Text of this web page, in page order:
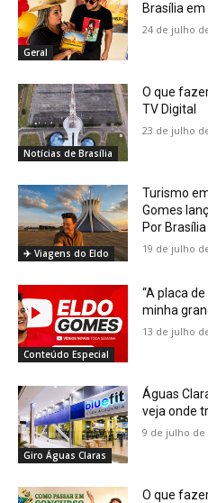
Geral
Brasília
24 de julho
Notícias de Brasília
O que
TV Digital
23 de julho
✈️ Viagens do Eldo
Turismo
Gomes
Por Brasília
19 de julho
Conteúdo Especial
“A placa
minha
13 de julho
Giro Águas Claras
Águas
veja onde
9 de julho de
O que